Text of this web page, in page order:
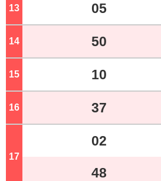
13 05
14 50
15 10
16 37
17
02
48